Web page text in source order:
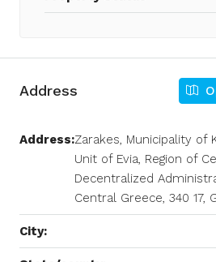
Address
Address:Zarakes, Municipality of
Unit of Evia, Region of
Decentralized
Central Greece, 340 17,
City: